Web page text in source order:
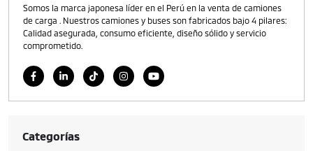
Somos la marca japonesa líder en el Perú en la venta de camiones
de carga . Nuestros camiones y buses son fabricados bajo 4 pilares:
Calidad asegurada, consumo eficiente, diseño sólido y servicio
comprometido.
Categorías